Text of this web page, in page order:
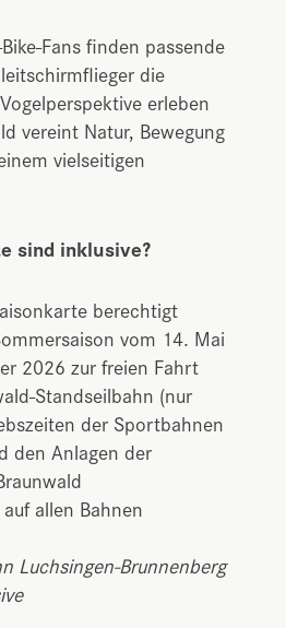
Fans finden passende
die
erleben
vereint Natur, Bewegung
vielseitigen
sind inklusive?
berechtigt
vom 14. Mai
2026 zur freien Fahrt
Standseilbahn (nur
der Sportbahnen
den Anlagen der
allen Bahnen
Luchsingen-Brunnenberg